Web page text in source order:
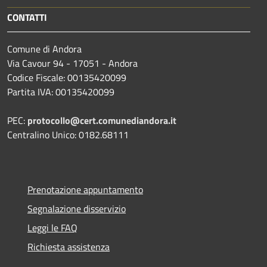
CONTATTI
Comune di Andora
Via Cavour 94 - 17051 - Andora
Codice Fiscale: 00135420099
Partita IVA: 00135420099
PEC: protocollo@cert.comunediandora.it
Centralino Unico: 0182.68111
Prenotazione appuntamento
Segnalazione disservizio
Leggi le FAQ
Richiesta assistenza